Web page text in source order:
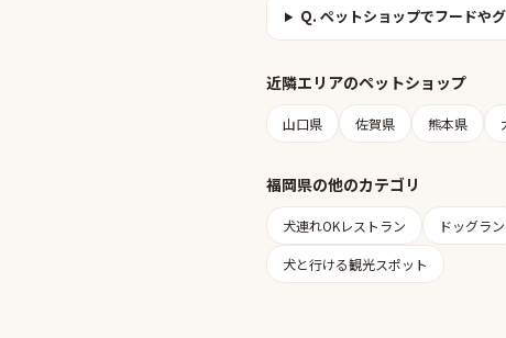
Q. ペットショップでフードや
近隣エリアのペットショップ
山口県 佐賀県 熊本県
福岡県の他のカテゴリ
犬連れOKレストラン ドッグラン
犬と行ける観光スポット